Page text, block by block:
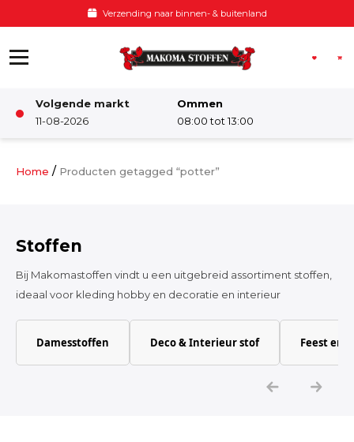
Verzending naar binnen- & buitenland
Volgende markt
11-08-2026
Ommen
08:00 tot 13:00
Damesstoffen
Katoen
Home / Producten getagged “potter”
Stoffen
Bij Makomastoffen vindt u een uitgebreid assortiment stoffen,
ideaal voor kleding hobby en decoratie en interieur
Damesstoffen Deco & Interieur stof Feest en